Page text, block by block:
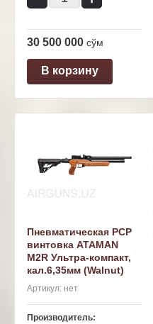
30 500 000 сўм
В корзину
Пневматическая PCP
винтовка ATAMAN
M2R Ультра-компакт,
кал.6,35мм (Walnut)
Артикул: нет
Производитель: